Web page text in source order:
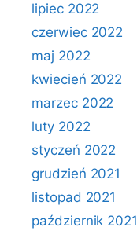
lipiec 2022
czerwiec 2022
maj 2022
kwiecień 2022
marzec 2022
luty 2022
styczeń 2022
grudzień 2021
listopad 2021
październik 2021